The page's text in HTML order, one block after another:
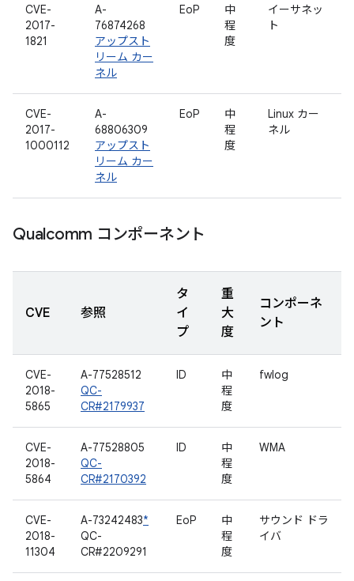
CVE-
2017-
1821
A-
76874268
アップスト
リーム カー
ネル
EoP
中
程
度
イーサネッ
ト
CVE-
2017-
1000112
A-
68806309
アップスト
リーム カー
ネル
EoP
中
程
度
Linux カー
ネル
Qualcomm コンポーネント
CVE 参照
タ
イ
プ
重
大
度
コンポーネ
ント
CVE-
2018-
5865
A-77528512
QC-
CR#2179937
ID
中
程
度
fwlog
CVE-
2018-
5864
A-77528805
QC-
CR#2170392
ID
中
程
度
WMA
CVE-
2018-
11304
A-73242483*
QC-
CR#2209291
EoP
中
程
度
サウンド ドラ
イバ